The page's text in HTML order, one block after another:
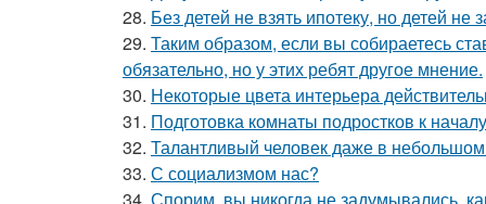
28. Без детей не взять ипотеку, но детей не
29. Таким образом, если вы собираетесь
обязательно, но у этих ребят другое мнение.
30. Некоторые цвета интерьера
31. Подготовка комнаты подростков к
32. Талантливый человек даже в
33. С социализмом нас?